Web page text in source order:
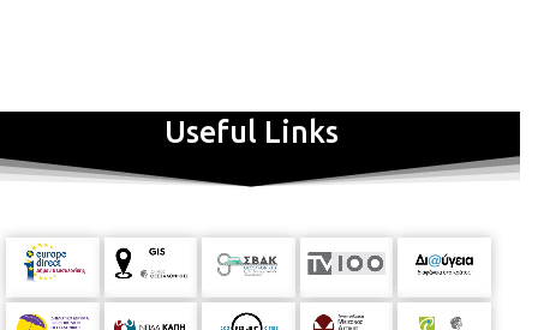
Useful Links